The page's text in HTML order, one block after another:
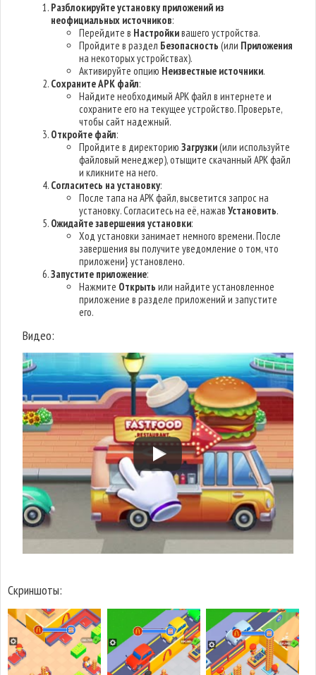
Разблокируйте установку приложений из
неофициальных источников:
Перейдите в Настройкивашего устройства.
Пройдите в раздел Безопасность (или Приложения
на некоторых устройствах).
Активируйте опцию Неизвестные источники.
Сохраните APK файл:
Найдите необходимый APK файл в интернете и
сохраните его на текущее устройство. Проверьте,
чтобы сайт надежный.
Откройте файл:
Пройдите в директориюЗагрузки(или используйте
файловый менеджер), отыщите скачанный APK файл
и кликните на него.
Согласитесь на установку:
После тапа на APK файл, высветится запрос на
установку. Согласитесь на её, нажавУстановить.
Ожидайте завершения установки:
Ход установки занимает немного времени. После
завершения вы получите уведомление о том, что
приложени} установлено.
Запустите приложение:
Нажмите Открыть или найдите установленное
приложение в разделе приложений и запустите
его.
Видео:
Скриншоты: